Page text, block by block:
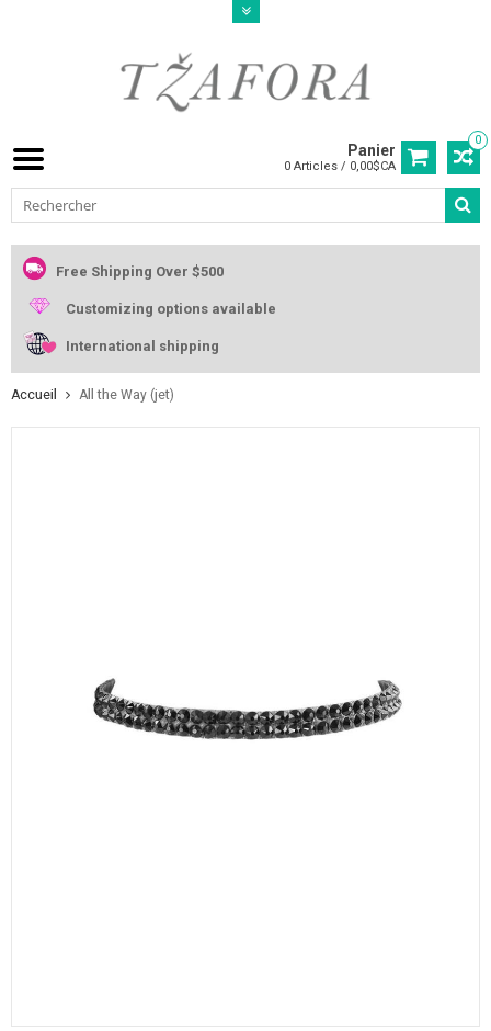
0
Panier
0 Articles / 0,00$CA
Free Shipping Over $500
Customizing options available
International shipping
Accueil All the Way (jet)